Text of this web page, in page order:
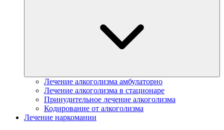
Лечение алкоголизма амбулаторно
Лечение алкоголизма в стационаре
Принудительное лечение алкоголизма
Кодирование от алкоголизма
Лечение наркомании